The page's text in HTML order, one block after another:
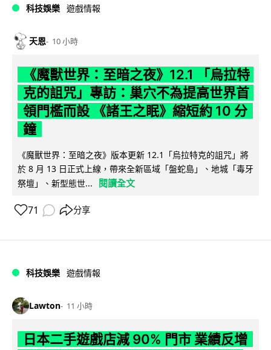
科技娛樂 遊戲情報
天恩 10 小時
《魔獸世界：至暗之夜》12.1 「烏拉特
克的詛咒」專訪：巢穴不為提高世界首
領門檻而設 《諸王之眠》縮短約 10 分
鐘
《魔獸世界：至暗之夜》版本更新 12.1「烏拉特克的詛咒」將
於 8 月 13 日正式上線，帶來全新區域「盤蛇島」、地城「毒牙
祭壇」、新型態世...
閱讀全文
71 分享
科技娛樂 遊戲情報
Lawton 11 小時
日本二手遊戲店減 90% 門市 業績反增